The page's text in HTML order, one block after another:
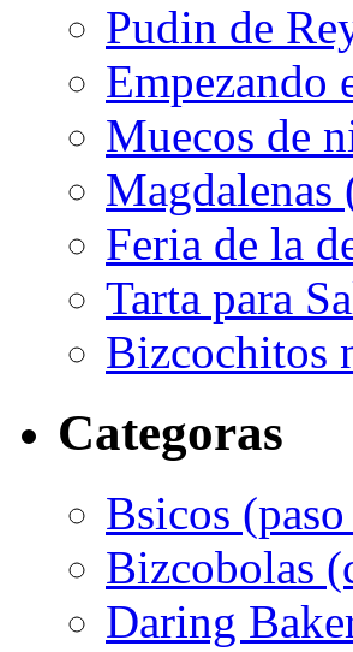
Pudin de
Empezando
Muecos de
Magdalenas
Feria de la
Tarta para
Bizcochitos
Categoras
Bsicos
Bizcobolas
Daring